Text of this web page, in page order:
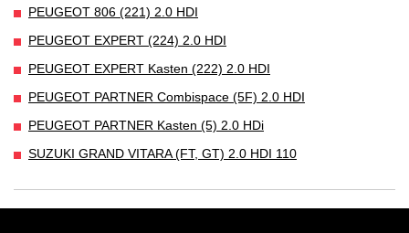
PEUGEOT 806 (221) 2.0 HDI
PEUGEOT EXPERT (224) 2.0 HDI
PEUGEOT EXPERT Kasten (222) 2.0 HDI
PEUGEOT PARTNER Combispace (5F) 2.0 HDI
PEUGEOT PARTNER Kasten (5) 2.0 HDi
SUZUKI GRAND VITARA (FT, GT) 2.0 HDI 110